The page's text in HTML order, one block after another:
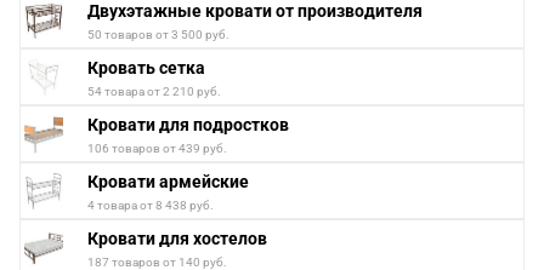
Двухэтажные кровати от производителя
50 товаров от 3 500 руб.
Кровать сетка
54 товара от 2 210 руб.
Кровати для подростков
106 товаров от 439 руб.
Кровати армейские
4 товара от 8 438 руб.
Кровати для хостелов
187 товаров от 140 руб.